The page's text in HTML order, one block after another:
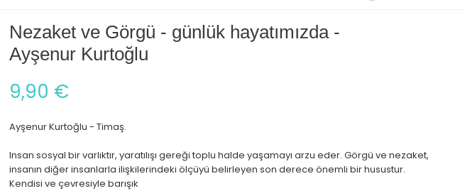
Nezaket ve Görgü - günlük hayatımızda -
Ayşenur Kurtoğlu
9,90 €
Ayşenur Kurtoğlu - Timaş.
Insan sosyal bir varlıktır, yaratılışı gereği toplu halde yaşamayı arzu eder. Görgü ve nezaket,
insanın diğer insanlarla ilişkilerindeki ölçüyü belirleyen son derece önemli bir husustur.
Kendisi ve çevresiyle barışık